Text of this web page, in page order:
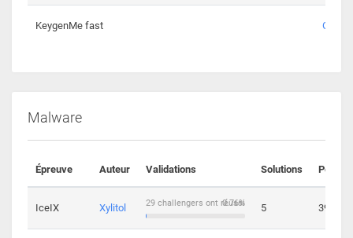
KeygenMe fast Ge0
Malware
Épreuve Auteur Validations Solutions Points
IceIX Xylitol 0.76%
29 challengers ont réussi 5 39